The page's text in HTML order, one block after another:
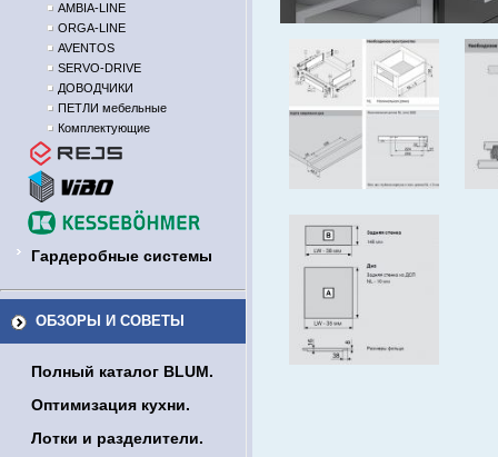
AMBIA-LINE
ORGA-LINE
AVENTOS
SERVO-DRIVE
ДОВОДЧИКИ
ПЕТЛИ мебельные
Комплектующие
Гардеробные системы
ОБЗОРЫ И СОВЕТЫ
Полный каталог BLUM.
Оптимизация кухни.
Лотки и разделители.